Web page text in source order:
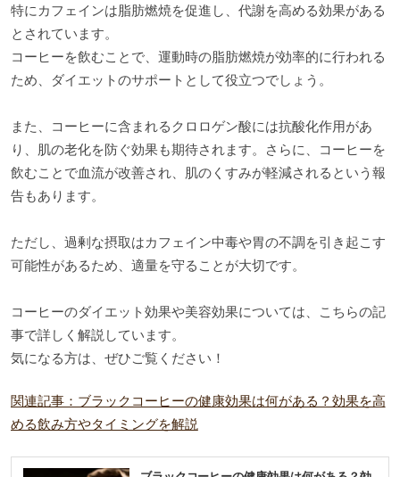
特にカフェインは脂肪燃焼を促進し、代謝を高める効果がある
とされています。
コーヒーを飲むことで、運動時の脂肪燃焼が効率的に行われる
ため、ダイエットのサポートとして役立つでしょう。
また、コーヒーに含まれるクロロゲン酸には抗酸化作用があ
り、肌の老化を防ぐ効果も期待されます。さらに、コーヒーを
飲むことで血流が改善され、肌のくすみが軽減されるという報
告もあります。
ただし、過剰な摂取はカフェイン中毒や胃の不調を引き起こす
可能性があるため、適量を守ることが大切です。
コーヒーのダイエット効果や美容効果については、こちらの記
事で詳しく解説しています。
気になる方は、ぜひご覧ください！
関連記事：ブラックコーヒーの健康効果は何がある？効果を高
める飲み方やタイミングを解説